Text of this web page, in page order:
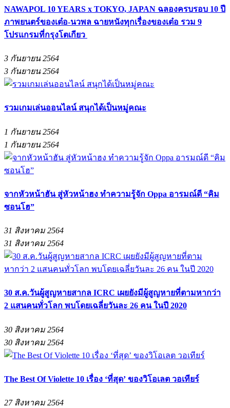
NAWAPOL 10 YEARS x TOKYO, JAPAN ฉลองครบรอบ 10 ปี
ภาพยนตร์ของเต๋อ-นวพล ฉายหนังทุกเรื่องของเต๋อ รวม 9
โปรแกรมที่กรุงโตเกียว
3 กันยายน 2564
3 กันยายน 2564
รวมเกมเล่นออนไลน์ สนุกได้เป็นหมู่คณะ
1 กันยายน 2564
1 กันยายน 2564
จากหัวหน้าฮัน สู่หัวหน้าฮง ทำความรู้จัก Oppa อารมณ์ดี “คิม
ซอนโฮ”
31 สิงหาคม 2564
31 สิงหาคม 2564
30 ส.ค.วันผู้สูญหายสากล ICRC เผยยังมีผู้สูญหายที่ตามหากว่า
2 แสนคนทั่วโลก พบโดยเฉลี่ยวันละ 26 คน ในปี 2020
30 สิงหาคม 2564
30 สิงหาคม 2564
The Best Of Violette 10 เรื่อง ‘ที่สุด’ ของวิโอเลต วอเทียร์
27 สิงหาคม 2564